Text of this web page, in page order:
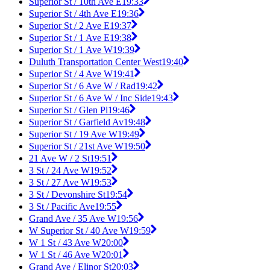
Superior St / 4th Ave E19:36
Superior St / 2 Ave E19:37
Superior St / 1 Ave E19:38
Superior St / 1 Ave W19:39
Duluth Transportation Center West19:40
Superior St / 4 Ave W19:41
Superior St / 6 Ave W / Rad19:42
Superior St / 6 Ave W / Inc Side19:43
Superior St / Glen Pl19:46
Superior St / Garfield Av19:48
Superior St / 19 Ave W19:49
Superior St / 21st Ave W19:50
21 Ave W / 2 St19:51
3 St / 24 Ave W19:52
3 St / 27 Ave W19:53
3 St / Devonshire St19:54
3 St / Pacific Ave19:55
Grand Ave / 35 Ave W19:56
W Superior St / 40 Ave W19:59
W 1 St / 43 Ave W20:00
W 1 St / 46 Ave W20:01
Grand Ave / Elinor St20:03